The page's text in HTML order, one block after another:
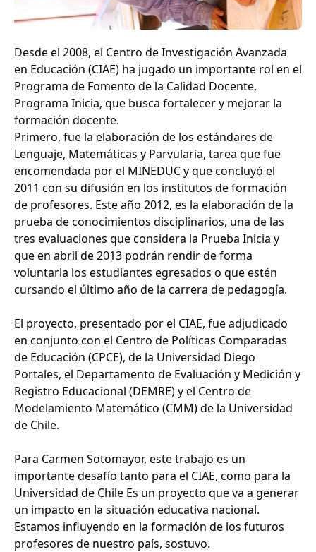
Desde el 2008, el Centro de Investigación Avanzada
en Educación (CIAE) ha jugado un importante rol en el
Programa de Fomento de la Calidad Docente,
Programa Inicia, que busca fortalecer y mejorar la
formación docente.
Primero, fue la elaboración de los estándares de
Lenguaje, Matemáticas y Parvularia, tarea que fue
encomendada por el MINEDUC y que concluyó el
2011 con su difusión en los institutos de formación
de profesores. Este año 2012, es la elaboración de la
prueba de conocimientos disciplinarios, una de las
tres evaluaciones que considera la Prueba Inicia y
que en abril de 2013 podrán rendir de forma
voluntaria los estudiantes egresados o que estén
cursando el último año de la carrera de pedagogía.
El proyecto, presentado por el CIAE, fue adjudicado
en conjunto con el Centro de Políticas Comparadas
de Educación (CPCE), de la Universidad Diego
Portales, el Departamento de Evaluación y Medición y
Registro Educacional (DEMRE) y el Centro de
Modelamiento Matemático (CMM) de la Universidad
de Chile.
Para Carmen Sotomayor, este trabajo es un
importante desafío tanto para el CIAE, como para la
Universidad de Chile Es un proyecto que va a generar
un impacto en la situación educativa nacional.
Estamos influyendo en la formación de los futuros
profesores de nuestro país, sostuvo.